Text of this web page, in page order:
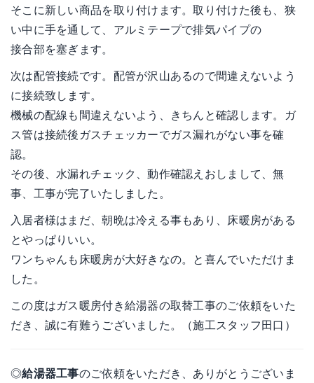
そこに新しい商品を取り付けます。取り付けた後も、狭
い中に手を通して、アルミテープで排気パイプの
接合部を塞ぎます。
次は配管接続です。配管が沢山あるので間違えないよう
に接続致します。
機械の配線も間違えないよう、きちんと確認します。ガ
ス管は接続後ガスチェッカーでガス漏れがない事を確
認。
その後、水漏れチェック、動作確認えおしまして、無
事、工事が完了いたしました。
入居者様はまだ、朝晩は冷える事もあり、床暖房がある
とやっぱりいい。
ワンちゃんも床暖房が大好きなの。と喜んでいただけま
した。
この度はガス暖房付き給湯器の取替工事のご依頼をいた
だき、誠に有難うございました。（施工スタッフ田口）
◎給湯器工事のご依頼をいただき、ありがとうございま